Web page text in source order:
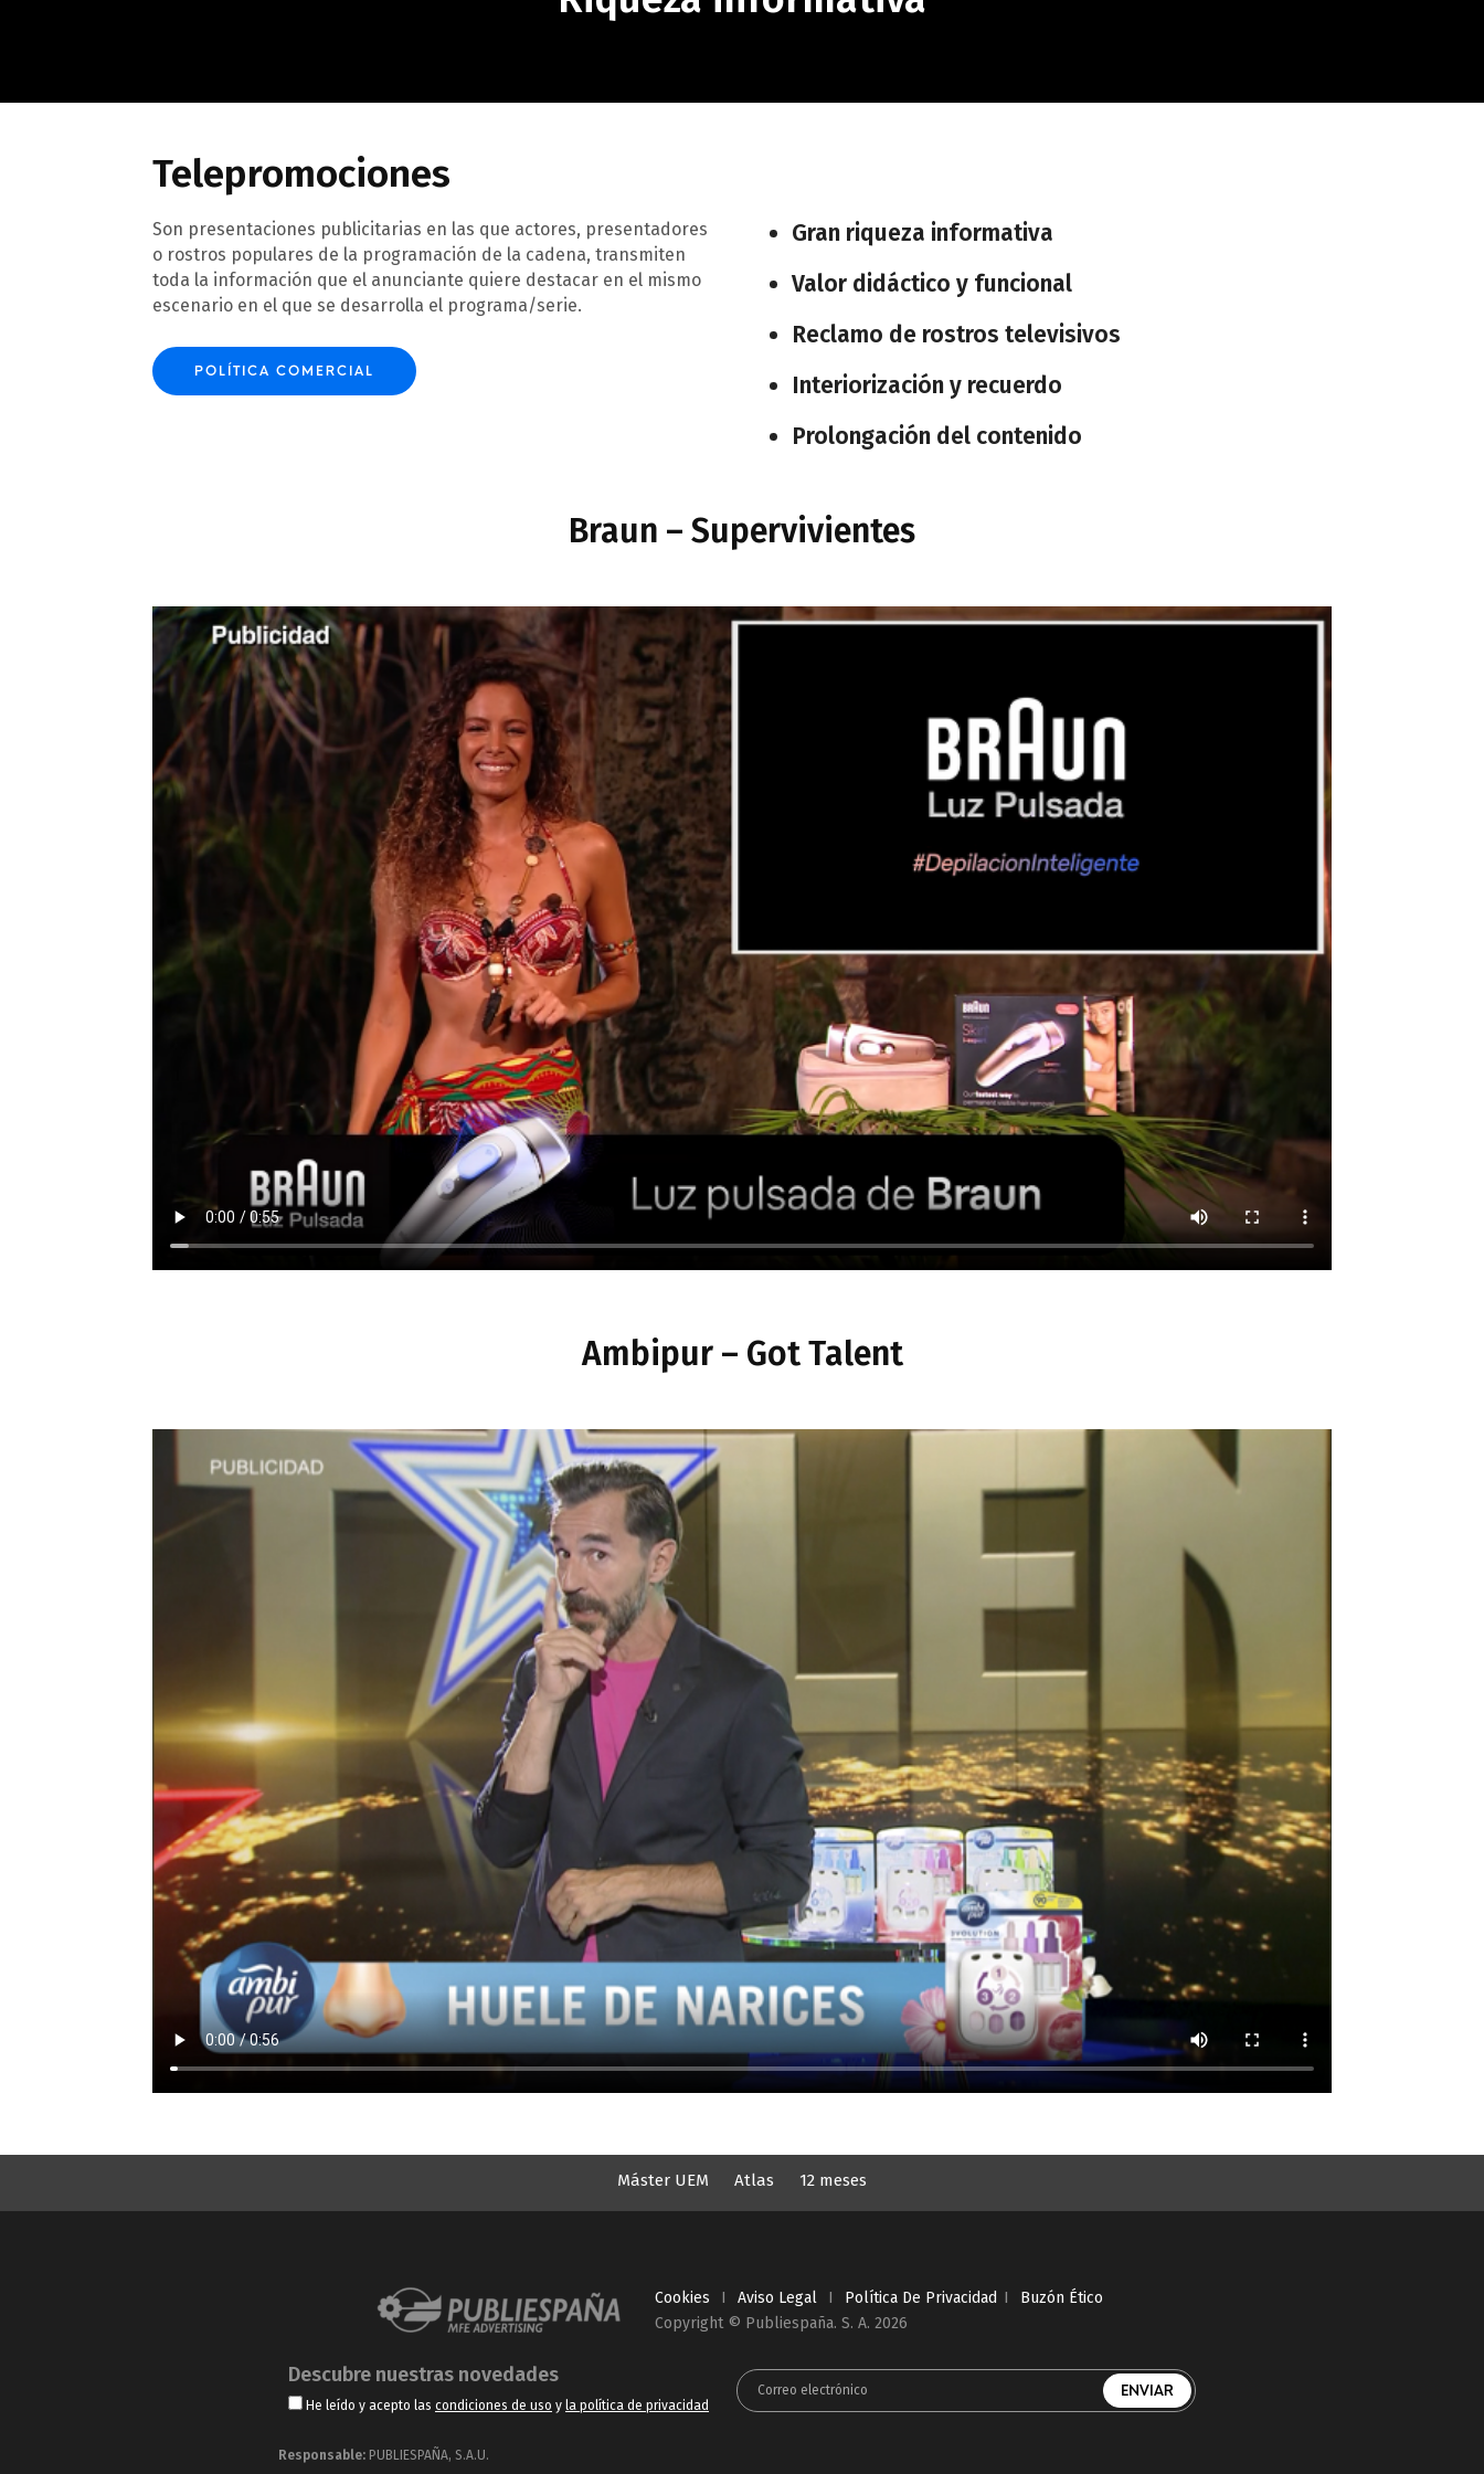
Telepromociones
Son presentaciones publicitarias en las que actores, presentadores
o rostros populares de la programación de la cadena, transmiten
toda la información que el anunciante quiere destacar en el mismo
escenario en el que se desarrolla el programa/serie.
POLÍTICA COMERCIAL
Gran riqueza informativa
Valor didáctico y funcional
Reclamo de rostros televisivos
Interiorización y recuerdo
Prolongación del contenido
Braun – Supervivientes
Ambipur – Got Talent
Máster UEM Atlas 12 meses
Cookies I Aviso Legal I Política De Privacidad I
Buzón Ético
Copyright © Publiespaña. S. A. 2026
Descubre nuestras novedades
He leído y acepto las condiciones de uso y la política de privacidad
Responsable: PUBLIESPAÑA, S.A.U.